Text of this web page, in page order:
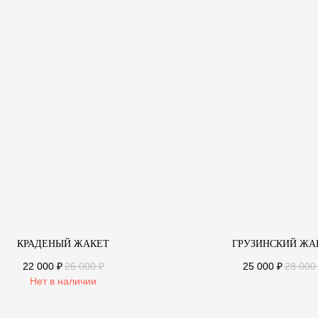
КРАДЕНЫЙ ЖАКЕТ
22 000 ₽26 000 ₽
Нет в наличии
ГРУЗИНСКИЙ
25 000 ₽28 000
+7(961) 227 80 29
ПО ВОПРОСАМ СОТРУДНИЧЕСТВА
СОЦ.СЕТЬ